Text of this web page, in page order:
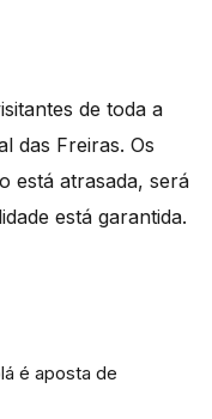
de toda a
das Freiras. Os
está atrasada, será
está garantida.
é aposta de